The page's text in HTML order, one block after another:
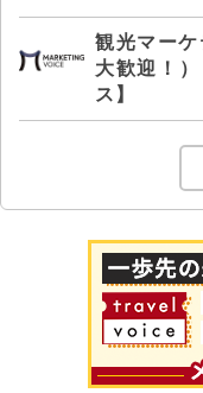
観光マー
大歓迎！
ス】